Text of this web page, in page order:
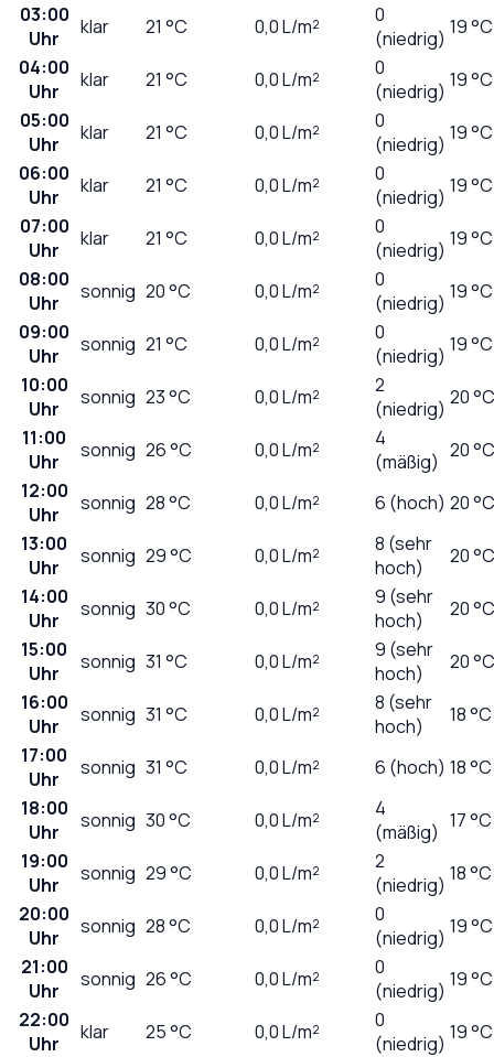
03:00
Uhr
klar 21 °C 0,0L/m²
0
(niedrig) 19 °C
04:00
Uhr
klar 21 °C 0,0L/m²
0
(niedrig) 19 °C
05:00
Uhr
klar 21 °C 0,0L/m²
0
(niedrig) 19 °C
06:00
Uhr
klar 21 °C 0,0L/m²
0
(niedrig) 19 °C
07:00
Uhr
klar 21 °C 0,0L/m²
0
(niedrig) 19 °C
08:00
Uhr
sonnig 20°C 0,0L/m²
0
(niedrig) 19 °C
09:00
Uhr
sonnig 21 °C 0,0L/m²
0
(niedrig) 19 °C
10:00
Uhr
sonnig 23°C 0,0L/m²
2
(niedrig) 20 °C
11:00
Uhr
sonnig 26°C 0,0L/m²
4
(mäßig) 20 °C
12:00
Uhr
sonnig 28°C 0,0L/m² 6 (hoch) 20 °C
13:00
Uhr
sonnig 29°C 0,0L/m²
8 (sehr
hoch)
20 °C
14:00
Uhr
sonnig 30°C 0,0L/m²
9 (sehr
hoch)
20 °C
15:00
Uhr
sonnig 31 °C 0,0L/m²
9 (sehr
hoch)
20 °C
16:00
Uhr
sonnig 31 °C 0,0L/m²
8 (sehr
hoch)
18 °C
17:00
Uhr
sonnig 31 °C 0,0L/m² 6 (hoch) 18 °C
18:00
Uhr
sonnig 30°C 0,0L/m²
4
(mäßig) 17 °C
19:00
Uhr
sonnig 29°C 0,0L/m²
2
(niedrig) 18 °C
20:00
Uhr
sonnig 28°C 0,0L/m²
0
(niedrig) 19 °C
21:00
Uhr
sonnig 26°C 0,0L/m²
0
(niedrig) 19 °C
22:00
Uhr
klar 25°C 0,0L/m²
0
(niedrig) 19 °C